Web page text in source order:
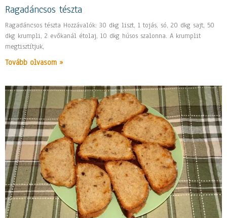
Ragadáncsos tészta
Ragadáncsos tészta Hozzávalók: 30 dkg liszt, 1 tojás, só, 20 dkg sajt, 50
dkg krumpli, 2 evőkanál étolaj, 10 dkg húsos szalonna. A krumplit
megtisztítjuk,
Tovább olvasom »